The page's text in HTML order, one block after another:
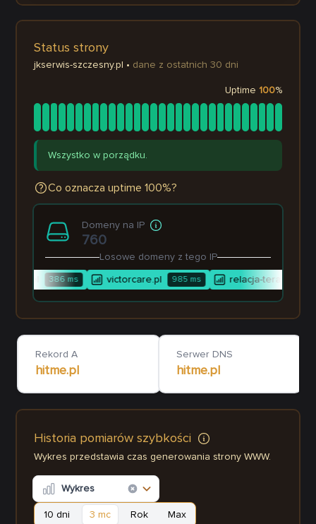
Status strony
jkserwis-szczesny.pl • dane z ostatnich 30 dni
Uptime 100%
Wszystko w porządku.
Co oznacza uptime 100%?
Domeny na IP
760
Losowe domeny z tego IP
386ms victorcare.pl 985ms relacja-terapia.pl
Rekord A
hitme.pl
Serwer DNS
hitme.pl
Historia pomiarów szybkości
Wykres przedstawia czas generowania strony WWW.
Wykres
10 dni 3 mc Rok Max